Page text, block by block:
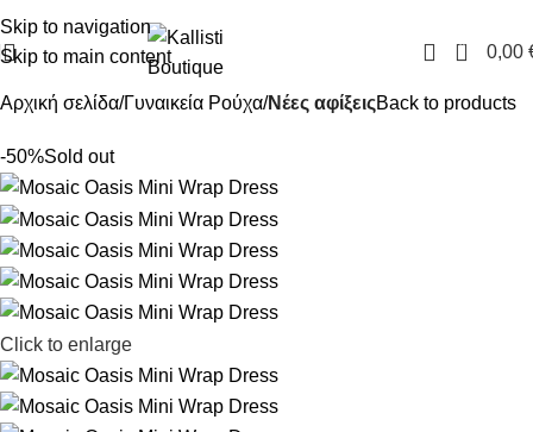
Skip to navigation
Skip to main content
0 0,00
Αρχική σελίδα Γυναικεία Ρούχα Νέες αφίξειςBack to products
-50%Sold out
Click to enlarge